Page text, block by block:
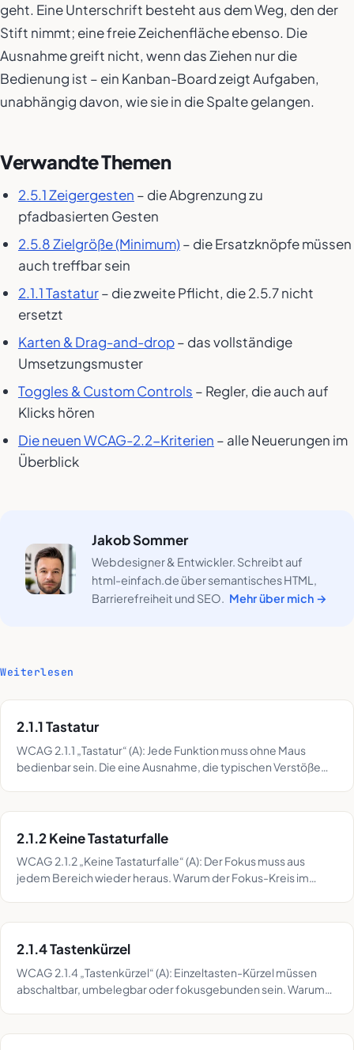
geht. Eine Unterschrift besteht aus dem Weg, den der
Stift nimmt; eine freie Zeichenfläche ebenso. Die
Ausnahme greift nicht, wenn das Ziehen nur die
Bedienung ist – ein Kanban-Board zeigt Aufgaben,
unabhängig davon, wie sie in die Spalte gelangen.
Verwandte Themen
2.5.1 Zeigergesten – die Abgrenzung zu
pfadbasierten Gesten
2.5.8 Zielgröße (Minimum)– die Ersatzknöpfe müssen
auch treffbar sein
2.1.1 Tastatur– die zweite Pflicht, die 2.5.7 nicht
ersetzt
Karten & Drag-and-drop– das vollständige
Umsetzungsmuster
Toggles & Custom Controls – Regler, die auch auf
Klicks hören
Die neuen WCAG-2.2-Kriterien – alle Neuerungen im
Überblick
Jakob Sommer
Webdesigner & Entwickler. Schreibt auf
html-einfach.de über semantisches HTML,
Barrierefreiheit und SEO. Mehr über mich →
Weiterlesen
2.1.1 Tastatur
WCAG 2.1.1 „Tastatur“ (A): Jede Funktion muss ohne Maus
bedienbar sein. Die eine Ausnahme, die typischen Verstöße
2.1.2 Keine Tastaturfalle
WCAG 2.1.2 „Keine Tastaturfalle“ (A): Der Fokus muss aus
jedem Bereich wieder heraus. Warum der Fokus-Kreis im
2.1.4 Tastenkürzel
WCAG 2.1.4 „Tastenkürzel“ (A): Einzeltasten-Kürzel müssen
abschaltbar, umbelegbar oder fokusgebunden sein. Warum